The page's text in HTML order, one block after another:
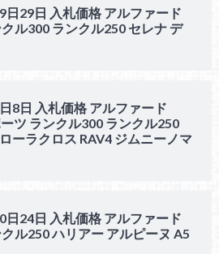
29日 入札価格 アルファード
ル300 ランクル250 セレナ デ
8日 入札価格 アルファード
ツ ランクル300 ランクル250
ーラクロス RAV4 ジムニーノマ
24日 入札価格 アルファード
ル250 ハリアー アルピーヌ A5